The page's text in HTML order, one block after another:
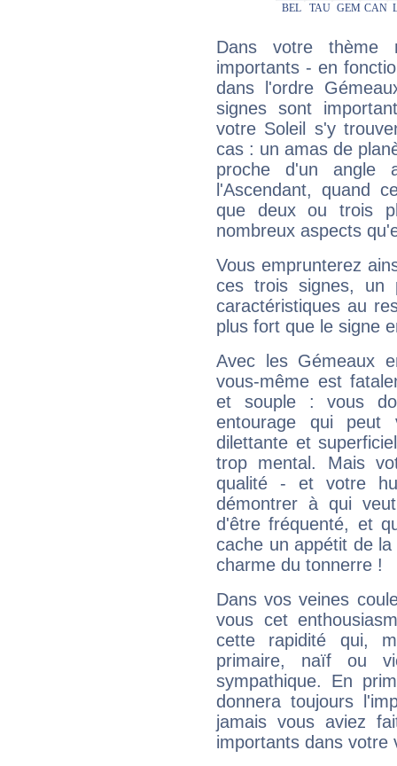
Dans votre thème
importants - en
dans l'ordre
signes sont
votre Soleil s'y
cas : un amas de
proche d'un
l'Ascendant, quand
que deux ou trois
nombreux aspects
Vous emprunterez
ces trois signes, un
caractéristiques au
plus fort que le signe
Avec les Gémeaux
vous-même est
et souple : vous
entourage qui
dilettante et
trop mental. Mais
qualité - et votre
démontrer à qui
d'être fréquenté, et
cache un appétit de
charme du tonnerre !
Dans vos veines
vous cet
cette rapidité qui,
primaire, naïf ou
sympathique. En
donnera toujours
jamais vous aviez
importants dans votre